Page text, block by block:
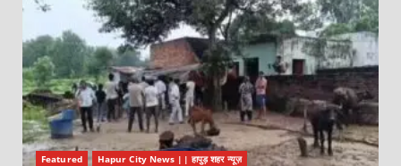
Featured Hapur City News || हापुड़ शहर न्यूज़